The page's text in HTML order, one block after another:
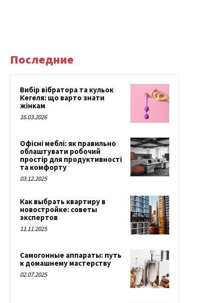
Последние
Вибір вібратора та кульок
Кегеля: що варто знати
жінкам
16.03.2026
Офісні меблі: як правильно
облаштувати робочий
простір для продуктивності
та комфорту
03.12.2025
Как выбрать квартиру в
новостройке: советы
экспертов
11.11.2025
Самогонные аппараты: путь
к домашнему мастерству
02.07.2025